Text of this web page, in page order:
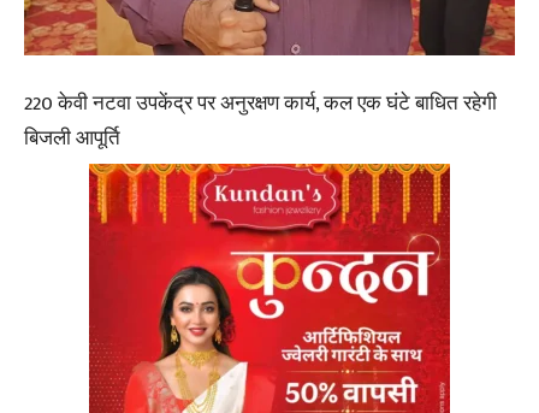
220 केवी नटवा उपकेंद्र पर अनुरक्षण कार्य, कल एक घंटे बाधित रहेगी
बिजली आपूर्ति